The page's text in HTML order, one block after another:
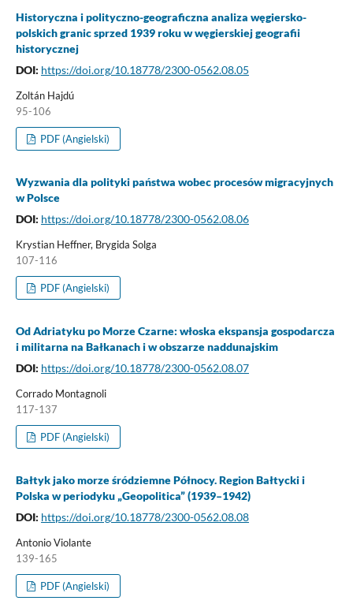
Historyczna i polityczno-geograficzna analiza węgiersko-
polskich granic sprzed 1939 roku w węgierskiej geografii
historycznej
DOI: https://doi.org/10.18778/2300-0562.08.05
Zoltán Hajdú
95-106
PDF (Angielski)
Wyzwania dla polityki państwa wobec procesów migracyjnych
w Polsce
DOI: https://doi.org/10.18778/2300-0562.08.06
Krystian Heffner, Brygida Solga
107-116
PDF (Angielski)
Od Adriatyku po Morze Czarne: włoska ekspansja gospodarcza
i militarna na Bałkanach i w obszarze naddunajskim
DOI: https://doi.org/10.18778/2300-0562.08.07
Corrado Montagnoli
117-137
PDF (Angielski)
Bałtyk jako morze śródziemne Północy. Region Bałtycki i
Polska w periodyku „Geopolitica” (1939–1942)
DOI: https://doi.org/10.18778/2300-0562.08.08
Antonio Violante
139-165
PDF (Angielski)